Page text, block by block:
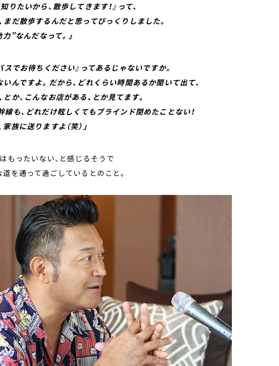
たいから、散歩してきます！』って、
散歩するんだと思ってびっくりしました。
”なんだなって。」
スでお待ちください』ってあるじゃないですか。
ですよ。だから、どれくらい時間あるか聞いて出て、
、こんなお店がある、とか見てます。
、どれだけ眩しくてもブラインド閉めたことない！
に送りますよ（笑）」
もったいない、と感じるそうで
を通って過ごしているとのこと。